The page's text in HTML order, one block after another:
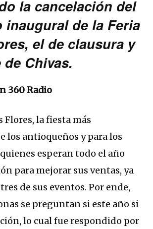
la cancelación del
inaugural de la Feria
el de clausura y
Chivas.
360 Radio
Flores, la fiesta más
los antioqueños y para los
esperan todo el año
para mejorar sus ventas, ya
de sus eventos. Por ende,
se preguntan si este año si
lo cual fue respondido por